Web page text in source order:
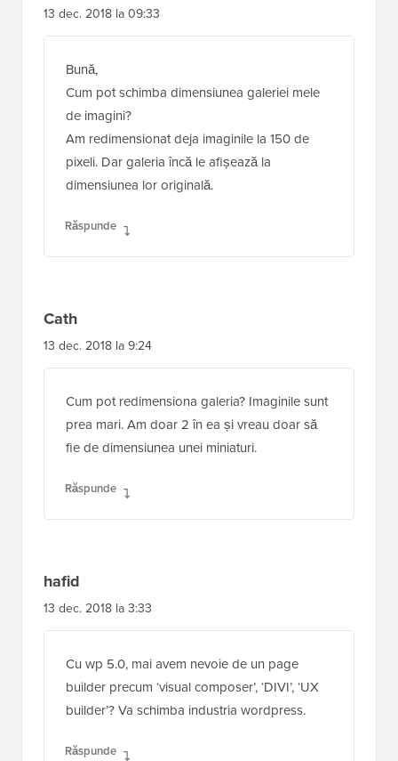
13 dec. 2018 la 09:33
Bună,
Cum pot schimba dimensiunea galeriei mele
de imagini?
Am redimensionat deja imaginile la 150 de
pixeli. Dar galeria încă le afișează la
dimensiunea lor originală.
Răspunde
Cath
13 dec. 2018 la 9:24
Cum pot redimensiona galeria? Imaginile sunt
prea mari. Am doar 2 în ea și vreau doar să
fie de dimensiunea unei miniaturi.
Răspunde
hafid
13 dec. 2018 la 3:33
Cu wp 5.0, mai avem nevoie de un page
builder precum ‘visual composer’, ‘DIVI’, ‘UX
builder’? Va schimba industria wordpress.
Răspunde